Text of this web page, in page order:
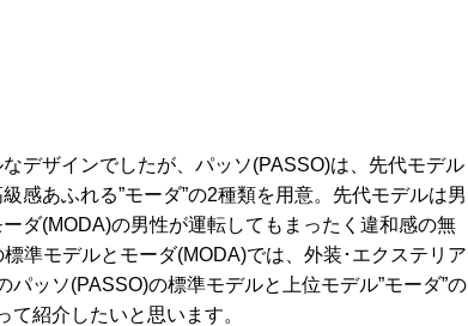
デザインでしたが、パッソ(PASSO)は、先代モデル
感あふれる”モーダ”の2種類を用意。先代モデルは男
ダ(MODA)の男性が運転してもまったく違和感の無
準モデルとモーダ(MODA)では、外装･エクステリア
ッソ(PASSO)の標準モデルと上位モデル”モーダ”の
紹介したいと思います。